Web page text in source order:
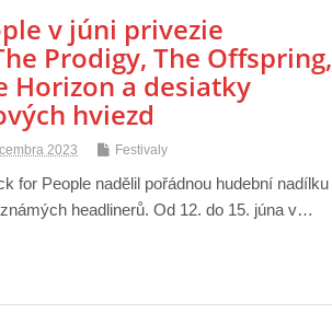
v júni privezie
Prodigy, The Offspring,
Horizon a desiatky
hviezd
2023 Festivaly
for People nadělil pořádnou hudební nadílku
headlinerů. Od 12. do 15. júna v…